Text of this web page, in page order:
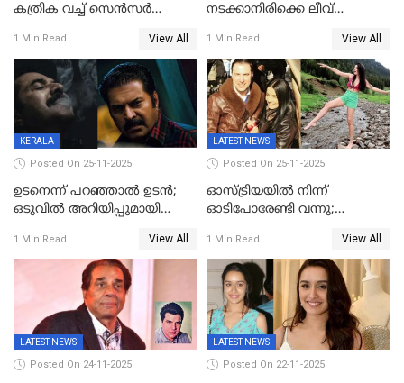
കത്രിക വച്ച് സെൻസർ
മാറ്റണം';പൊങ്കാല റിലീസ് മാറ്റി
1 Min Read View All
നടക്കാനിരിക്കെ ലീവ്
സൂപ്പർവൈസർ
ജീവനൊടുക്കി
1 Min Read View All
KERALA
Posted On 25-11-2025
ഉടനെന്ന് പറഞ്ഞാൽ ഉടൻ;
ഒടുവിൽ അറിയിപ്പുമായി
റിലീസ് തീയതി പുറത്ത്
1 Min Read View All
LATEST NEWS
Posted On 25-11-2025
ഓസ്ട്രിയയിൽ നിന്ന്
ഓടിപോരേണ്ടി വന്നു;
ശാരീരികമായും ഉപദ്രവിച്ചു;
ഭർത്താവിനെതിരെ 50 കോടി
രൂപ നഷ്ടപരിഹാരം
ആവശ്യപ്പെട്ട് മുൻ മിസ് ഇന്ത്യ
1 Min Read View All
LATEST NEWS
Posted On 24-11-2025
LATEST NEWS
Posted On 22-11-2025